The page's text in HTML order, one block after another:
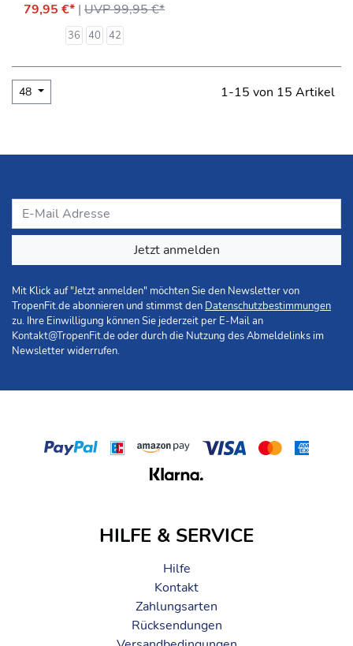
79,95 €* | UVP 99,95 €*
36 40 42
48 1-15 von 15 Artikel
Jetzt anmelden
Mit Klick auf "Jetzt anmelden" möchten Sie den Newsletter von
TropenFit.de abonnieren und stimmst den Datenschutzbestimmungen
zu. Ihre Einwilligung können Sie jederzeit per E-Mail an
Kontakt@TropenFit.deoder durch die Nutzung des Abmeldelinks im
Newsletter widerrufen.
HILFE & SERVICE
Hilfe
Kontakt
Zahlungsarten
Rücksendungen